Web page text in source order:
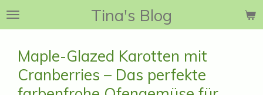
Zum
Tina's Blog
Maple-Glazed Karotten mit
Cranberries – Das perfekte